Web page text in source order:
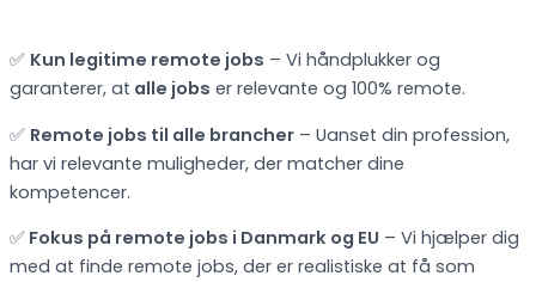
✅ Kun legitime remote jobs – Vi håndplukker og
garanterer, at alle jobs er relevante og 100% remote.
✅ Remote jobs til alle brancher – Uanset din profession,
har vi relevante muligheder, der matcher dine
kompetencer.
✅ Fokus på remote jobs i Danmark og EU – Vi hjælper dig
med at finde remote jobs, der er realistiske at få som